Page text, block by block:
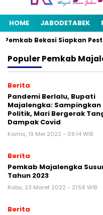
HOME JABODETABEK
Pemkab Bekasi Siapkan
PopulerPemkab
Berita
Pandemi Berlalu, Bupati
Majalengka: Sampingkan
Politik, Mari Bergerak
Dampak Covid
Kamis, 19 Mei 2022 - 09:14 WIB
Berita
Pemkab Majalengka
Tahun 2023
Rabu, 23 Maret 2022 - 21:58 WIB
Berita